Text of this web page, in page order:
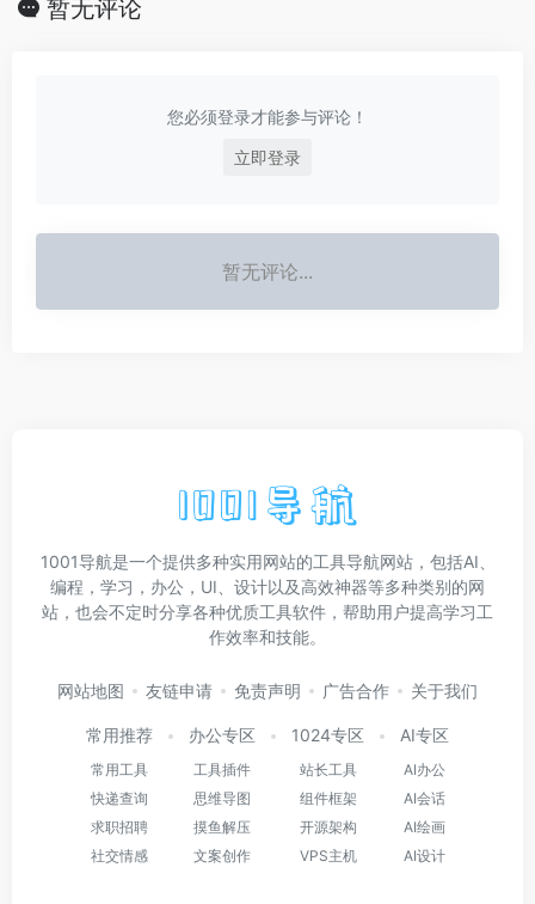
暂无评论
您必须登录才能参与评论！
立即登录
暂无评论...
1001导航是一个提供多种实用网站的工具导航网站，包括AI、
编程，学习，办公，UI、设计以及高效神器等多种类别的网
站，也会不定时分享各种优质工具软件，帮助用户提高学习工
作效率和技能。
网站地图 友链申请 免责声明 广告合作 关于我们
常用推荐
常用工具
快递查询
求职招聘
社交情感
办公专区
工具插件
思维导图
摸鱼解压
文案创作
1024专区
站长工具
组件框架
开源架构
VPS主机
AI专区
AI办公
AI会话
AI绘画
AI设计